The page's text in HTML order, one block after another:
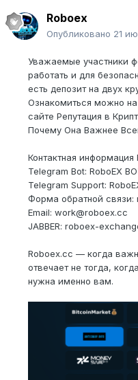
Roboex
Опубликовано 21
Уважаемые участники
работать и для
есть депозит на двух
Ознакомиться можно
сайте Репутация в
Почему Она Важнее
Контактная информация
Telegram Bot: RoboEX
Telegram Support:
Форма обратной
Email: work@roboex.cc
JABBER: roboex-
Roboex.cc — когда
отвечает не тогда,
нужна именно вам.